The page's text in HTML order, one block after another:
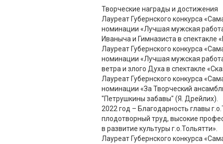
Творческие награды и достижения
Лауреат Губернского конкурса
номинации «Лучшая мужская
Иваныча и Гимназиста в спектакле
Лауреат Губернского конкурса
номинации «Лучшая мужская
ветра и злого Духа в спектакле
Лауреат Губернского конкурса
номинации «За Творческий
"Петрушкины забавы" (Я. Дрейлих).
2022 год – Благодарность главы
плодотворный труд, высокие
в развитие культуры г.о.Тольятти».
Лауреат Губернского конкурса